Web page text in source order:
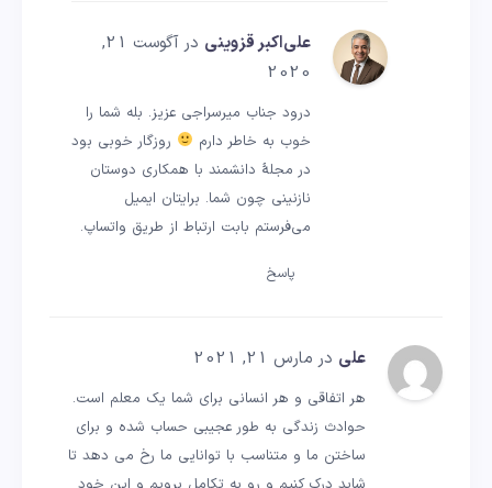
علی‌اکبر قزوینی
در آگوست 21,
2020
درود جناب میرسراجی عزیز. بله شما را
خوب به خاطر دارم
روزگار خوبی بود
در مجلهٔ دانشمند با همکاری دوستان
نازنینی چون شما. برایتان ایمیل
می‌فرستم بابت ارتباط از طریق واتساپ.
پاسخ
علی در مارس 21, 2021
هر اتفاقی و هر انسانی برای شما یک معلم است.
حوادث زندگی به طور عجیبی حساب شده و برای
ساختن ما و متناسب با توانایی ما رخ می دهد تا